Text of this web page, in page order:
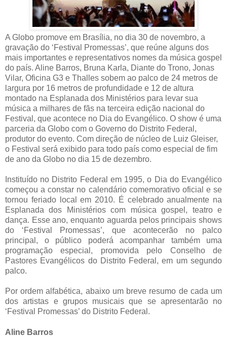
A Globo promove em Brasília, no dia 30 de novembro, a
gravação do ‘Festival Promessas’, que reúne alguns dos
mais importantes e representativos nomes da música gospel
do país. Aline Barros, Bruna Karla, Diante do Trono, Jonas
Vilar, Oficina G3 e Thalles sobem ao palco de 24 metros de
largura por 16 metros de profundidade e 12 de altura
montado na Esplanada dos Ministérios para levar sua
música a milhares de fãs na terceira edição nacional do
Festival, que acontece no Dia do Evangélico. O show é uma
parceria da Globo com o Governo do Distrito Federal,
produtor do evento. Com direção de núcleo de Luiz Gleiser,
o Festival será exibido para todo país como especial de fim
de ano da Globo no dia 15 de dezembro.
Instituído no Distrito Federal em 1995, o Dia do Evangélico
começou a constar no calendário comemorativo oficial e se
tornou feriado local em 2010. É celebrado anualmente na
Esplanada dos Ministérios com música gospel, teatro e
dança. Esse ano, enquanto aguarda pelos principais shows
do ‘Festival Promessas’, que acontecerão no palco
principal, o público poderá acompanhar também uma
programação especial, promovida pelo Conselho de
Pastores Evangélicos do Distrito Federal, em um segundo
palco.
Por ordem alfabética, abaixo um breve resumo de cada um
dos artistas e grupos musicais que se apresentarão no
‘Festival Promessas’ do Distrito Federal.
Aline Barros